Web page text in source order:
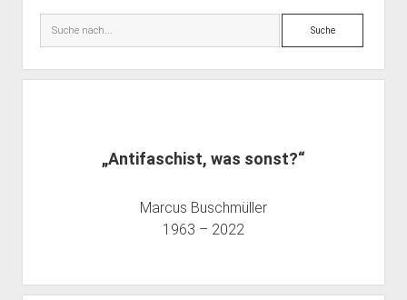
Suche
„Antifaschist, was sonst?“
Marcus Buschmüller
1963 – 2022